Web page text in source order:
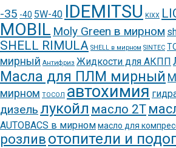
-35 -40 5W-40 IDEMITSU KIXX
MOBIL Moly Green в мирном
SHELL RIMULA SHELL в мирном SINTEC
мирный Антифриз Жидкости для АКПП
Масла для ПЛМ мирный
мирном ТОСОЛ автохимия
дизель лукойл масло 2Т
AUTOBACS в мирноммасло для
розливотопители и